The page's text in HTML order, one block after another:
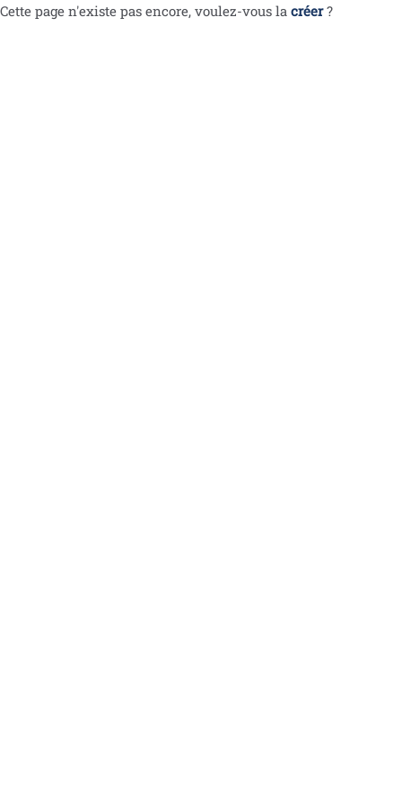
Cette page n'existe pas encore, voulez-vous la créer?